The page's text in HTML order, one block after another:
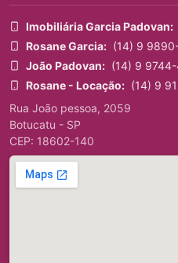
Imobiliária Garcia Padovan:
Rosane Garcia: (14) 9
João Padovan: (14) 9
Rosane - Locação: (14) 9
Rua João pessoa, 2059
Botucatu - SP
CEP: 18602-140